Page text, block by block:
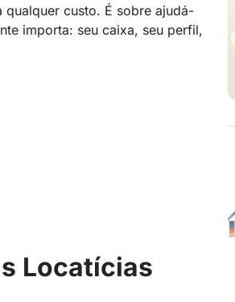
custo. É sobre ajudá-
importa: seu caixa, seu perfil,
Locatícias